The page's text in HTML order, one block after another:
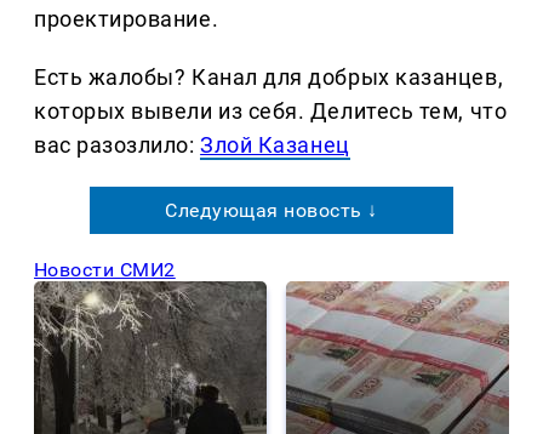
проектирование.
Есть жалобы? Канал для добрых казанцев,
которых вывели из себя. Делитеcь тем, что
вас разозлило:Злой Казанец
Следующая новость ↓
Новости СМИ2